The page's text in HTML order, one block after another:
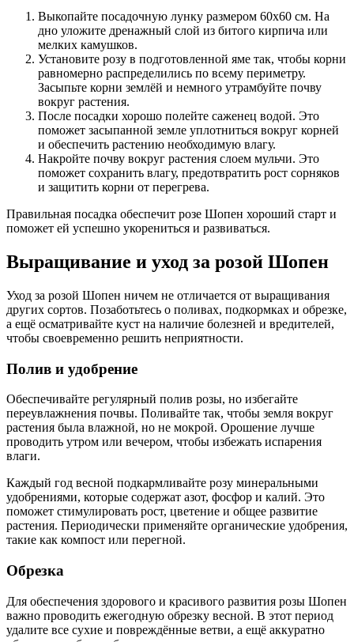
Выкопайте посадочную лунку размером 60х60 см. На
дно уложите дренажный слой из битого кирпича или
мелких камушков.
Установите розу в подготовленной яме так, чтобы корни
равномерно распределились по всему периметру.
Засыпьте корни землёй и немного утрамбуйте почву
вокруг растения.
После посадки хорошо полейте саженец водой. Это
поможет засыпанной земле уплотниться вокруг корней
и обеспечить растению необходимую влагу.
Накройте почву вокруг растения слоем мульчи. Это
поможет сохранить влагу, предотвратить рост сорняков
и защитить корни от перегрева.
Правильная посадка обеспечит розе Шопен хороший старт и
поможет ей успешно укорениться и развиваться.
Выращивание и уход за розой Шопен
Уход за розой Шопен ничем не отличается от выращивания
других сортов. Позаботьтесь о поливах, подкормках и обрезке,
а ещё осматривайте куст на наличие болезней и вредителей,
чтобы своевременно решить неприятности.
Полив и удобрение
Обеспечивайте регулярный полив розы, но избегайте
переувлажнения почвы. Поливайте так, чтобы земля вокруг
растения была влажной, но не мокрой. Орошение лучше
проводить утром или вечером, чтобы избежать испарения
влаги.
Каждый год весной подкармливайте розу минеральными
удобрениями, которые содержат азот, фосфор и калий. Это
поможет стимулировать рост, цветение и общее развитие
растения. Периодически применяйте органические удобрения,
такие как компост или перегной.
Обрезка
Для обеспечения здорового и красивого развития розы Шопен
важно проводить ежегодную обрезку весной. В этот период
удалите все сухие и повреждённые ветви, а ещё аккуратно